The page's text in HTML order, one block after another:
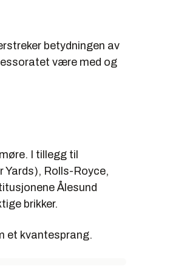
betydningen av
være med og
I tillegg til
Yards), Rolls-Royce,
Ålesund
brikker.
et kvantesprang.